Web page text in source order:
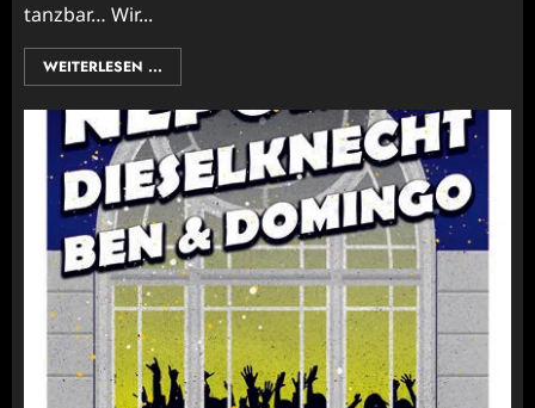
tanzbar… Wir...
WEITERLESEN ...